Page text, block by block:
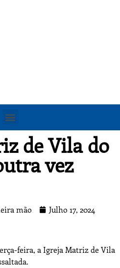
de Vila do
vez
mão
Julho 17, 2024
feira, a Igreja Matriz de Vila